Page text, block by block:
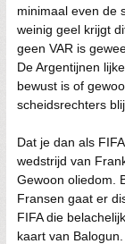
minimaal even de
weinig geel krijgt
geen VAR is
De Argentijnen
bewust is of
scheidsrechters
Dat je dan als
wedstrijd van
Gewoon oliedom.
Fransen gaat er
FIFA die
kaart van Balogun.